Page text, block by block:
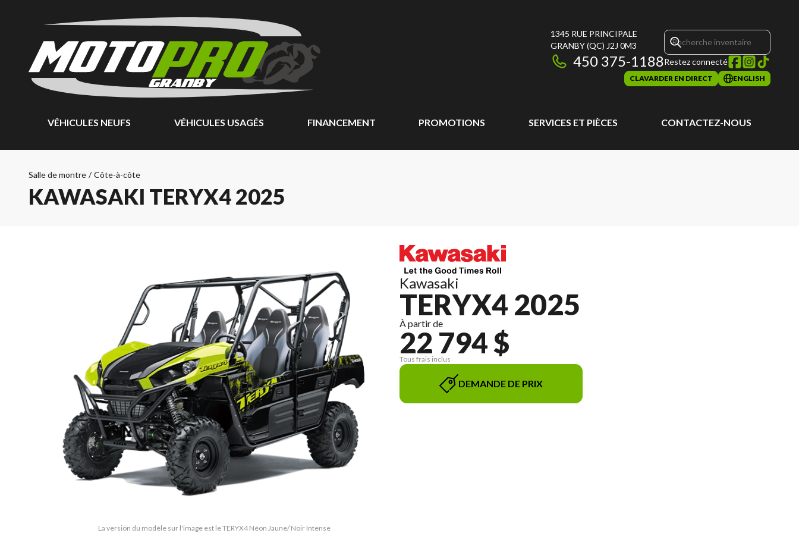
1345 RUE PRINCIPALE
GRANBY(QC) J2J 0M3
450 375-1188Restez connecté
CLAVARDER EN DIRECT ENGLISH
VÉHICULES NEUFS VÉHICULES USAGÉS FINANCEMENT PROMOTIONS SERVICES ET PIÈCES CONTACTEZ-NOUS
Salle de montre / Côte-à-côte
KAWASAKI TERYX4 2025
La version du modèle sur l'image est le TERYX4 Néon Jaune/ Noir Intense
Kawasaki
TERYX4 2025
À partir de
22 794 $
Tous frais inclus
DEMANDE DE PRIX